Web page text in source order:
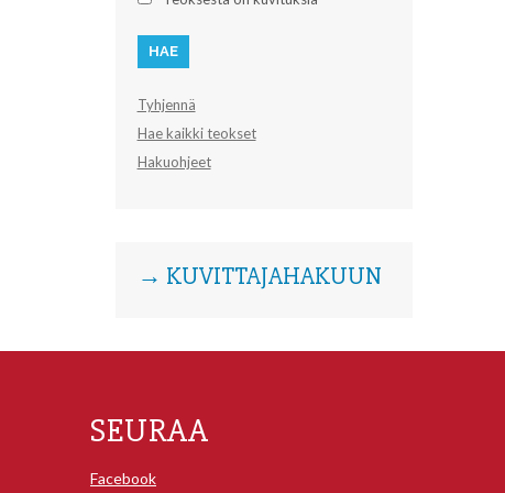
Tyhjennä
Hae kaikki teokset
Hakuohjeet
→ KUVITTAJAHAKUUN
SEURAA
Facebook